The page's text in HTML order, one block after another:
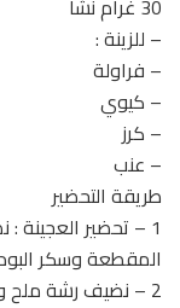
30 غرام نشا
– للزينة :
– فراولة
– كيوي
– كرز
– عنب
طريقة التحضير
1 – تحضير العجينة
المقطعة وسكر
2 – نضيف رشة ملح